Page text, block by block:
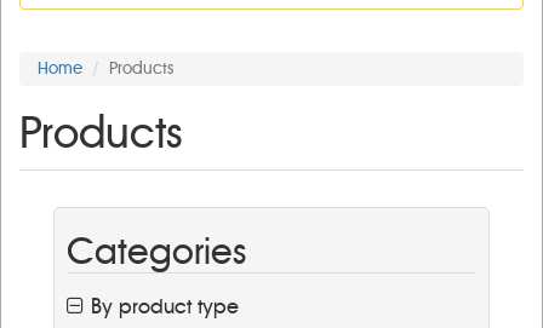
Home Products
Products
Categories
By product type